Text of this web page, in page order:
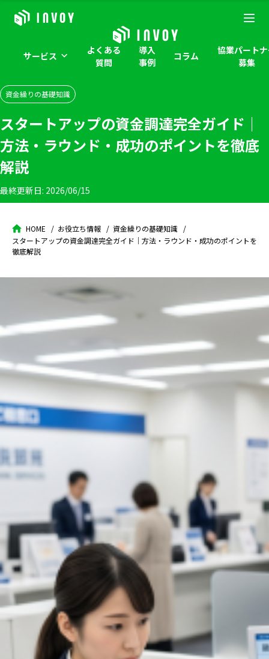
サービス
よくある
質問
導入
事例
コラム
協業パート
募集
資金繰りの基礎知識
スタートアップの資金調達完全ガイド｜
方法・ラウンド・成功のポイントを徹底
解説
最終更新日: 2026/06/15
HOME お役立ち情報
資金繰りの基礎知識
スタートアップの資金調達完全ガイド｜方法・ラウンド・成功のポイントを
徹底解説